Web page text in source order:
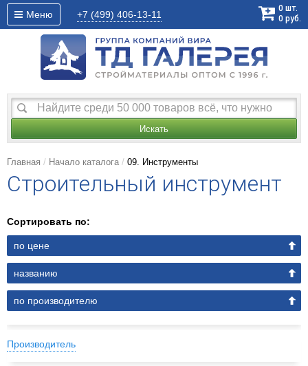
Меню +7 (499) 406-13-11
0 шт.
0 руб.
Искать
Главная Начало каталога 09. Инструменты
Строительный инструмент
Сортировать по:
по цене
названию
по производителю
Производитель